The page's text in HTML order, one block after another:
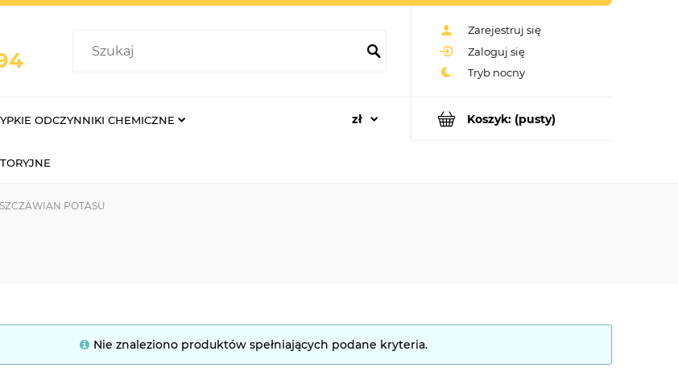
Zarejestruj się
Zaloguj się
Koszyk: (pusty)
ODCZYNNIKI CHEMICZNE
SZCZAWIAN POTASU
Nie znaleziono produktów spełniających podane kryteria.